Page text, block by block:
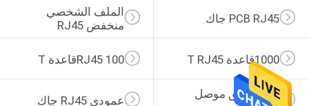
الملف الشخصي
منخفض RJ45
PCB RJ45 جاك
RJ45 100قاعدة T 1000قاعدة T RJ45
عمودي RJ45 جاك
زاوية الحق موصل